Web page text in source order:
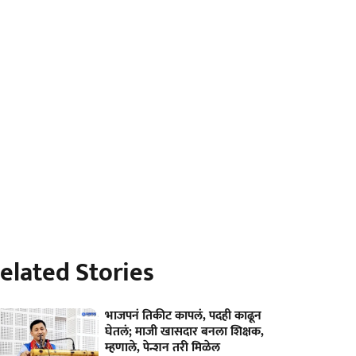
Stories
भाजपनं तिकीट कापलं, पदही काढून
घेतलं; माजी खासदार बनला शिक्षक,
म्हणाले, पेन्शन तरी मिळेल